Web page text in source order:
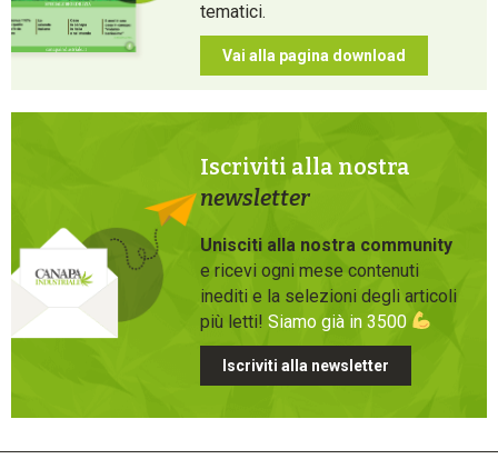
tematici.
Vai alla pagina download
Iscriviti alla nostra
newsletter
Unisciti alla nostra community
e ricevi ogni mese contenuti
inediti e la selezioni degli articoli
più letti! Siamo già in 3500
Iscriviti alla newsletter